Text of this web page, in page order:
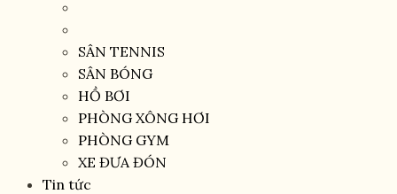
SÂN TENNIS
SÂN BÓNG
HỒ BƠI
PHÒNG XÔNG HƠI
PHÒNG GYM
XE ĐƯA ĐÓN
Tin tức